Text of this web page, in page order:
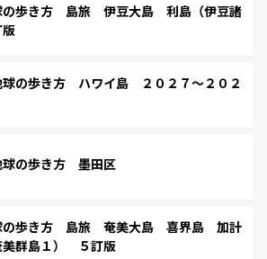
歩き方 島旅 伊豆大島 利島（伊豆諸
の歩き方 ハワイ島 ２０２７～２０２
の歩き方 墨田区
の歩き方 島旅 奄美大島 喜界島 加計
美群島１） ５訂版